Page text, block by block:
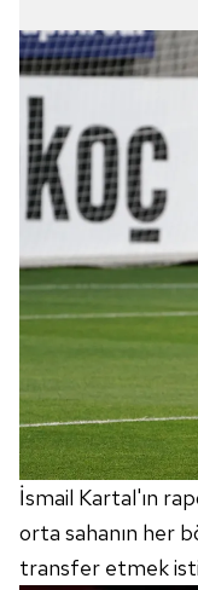
İsmail Kartal'ın
orta sahanın her
transfer etmek